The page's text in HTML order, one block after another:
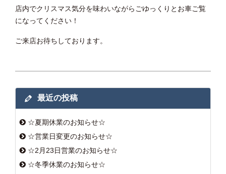
店内でクリスマス気分を味わいながらごゆっくりとお車ご覧
になってください！
ご来店お待ちしております。
最近の投稿
☆夏期休業のお知らせ☆
☆営業日変更のお知らせ☆
☆2月23日営業のお知らせ☆
☆冬季休業のお知らせ☆